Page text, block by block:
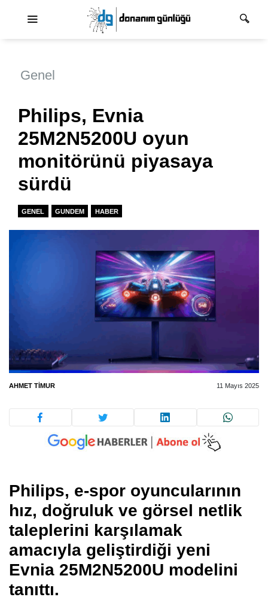
Genel
Philips, Evnia
25M2N5200U oyun
monitörünü piyasaya
sürdü
GENEL GUNDEM HABER
AHMET TIMUR 11 Mayıs 2025
Philips, e-spor oyuncularının
hız, doğruluk ve görsel netlik
taleplerini karşılamak
amacıyla geliştirdiği yeni
Evnia 25M2N5200U modelini
tanıttı.